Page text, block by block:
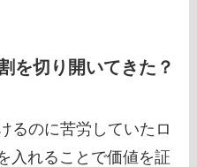
を切り開いてきた？
るのに苦労していたロ
入れることで価値を証